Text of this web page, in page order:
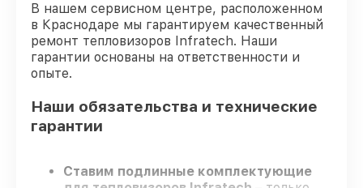
В нашем сервисном центре, расположенном
в Краснодаре мы гарантируем качественный
ремонт тепловизоров Infratech. Наши
гарантии основаны на ответственности и
опыте.
Наши обязательства и технические
гарантии
Ставим подлинные комплектующие